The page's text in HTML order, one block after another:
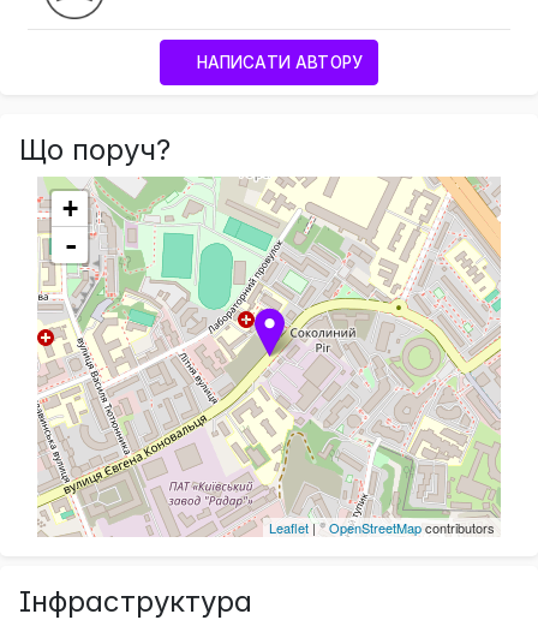
НАПИСАТИ АВТОРУ
Що поруч?
+
-
Leaflet | ©OpenStreetMapcontributors
Інфраструктура